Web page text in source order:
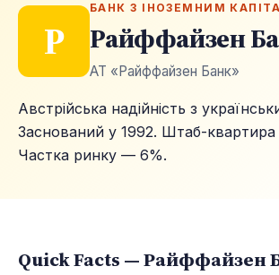
Усі 10 бірж →
Р
БАНК З ІНОЗЕМНИМ
Райффайзен
АТ «Райффайзен Банк»
Австрійська надійність з
Заснований у 1992. Штаб-
Частка ринку — 6%.
Quick Facts — Райффайзен